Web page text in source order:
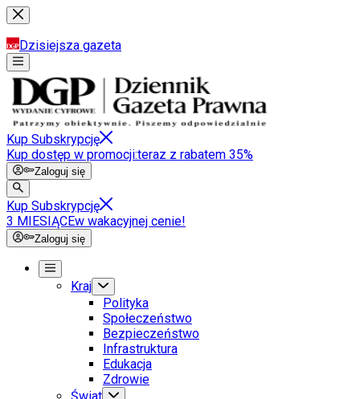
Dzisiejsza gazeta
Kup Subskrypcję
Kup dostęp w promocji:teraz z rabatem 35%
Zaloguj się
Kup Subskrypcję
3 MIESIĄCEw wakacyjnej cenie!
Zaloguj się
Kraj
Polityka
Społeczeństwo
Bezpieczeństwo
Infrastruktura
Edukacja
Zdrowie
Świat